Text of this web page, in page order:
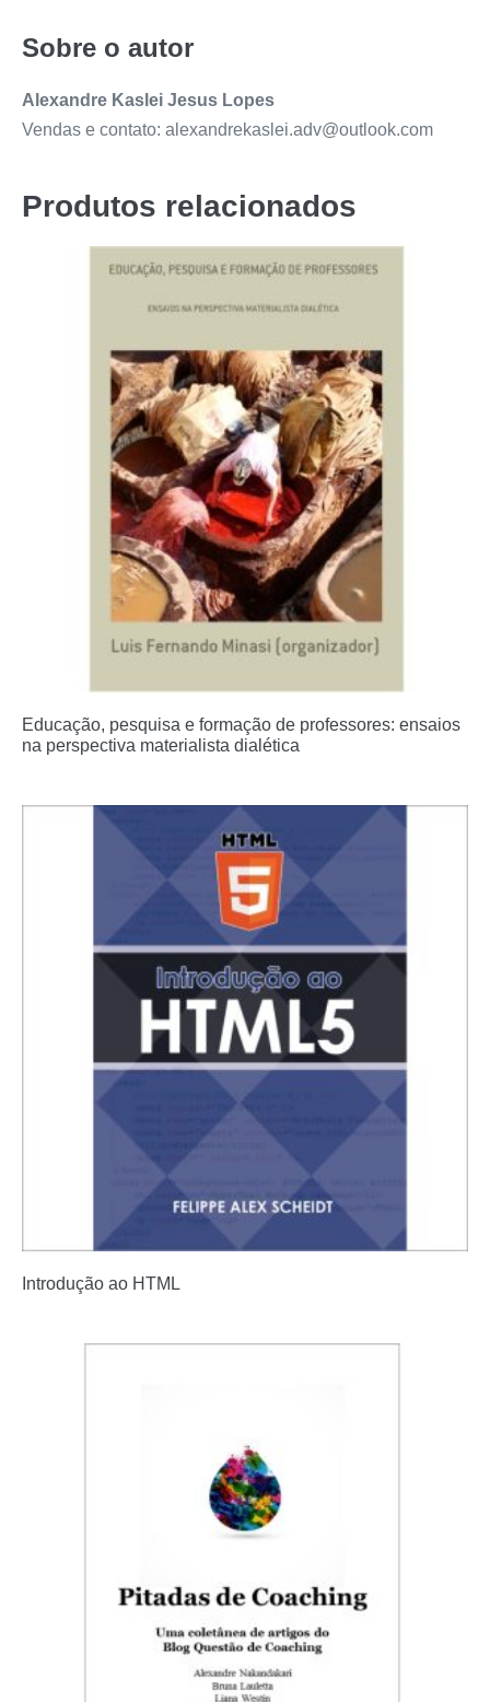
Sobre o autor
Alexandre Kaslei Jesus Lopes
Vendas e contato: alexandrekaslei.adv@outlook.com
Produtos relacionados
Educação, pesquisa e formação de professores: ensaios
na perspectiva materialista dialética
Introdução ao HTML